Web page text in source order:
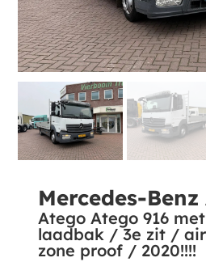
Mercedes-
Atego Atego 916
laadbak / 3e zit /
zone proof / 2020!!!!